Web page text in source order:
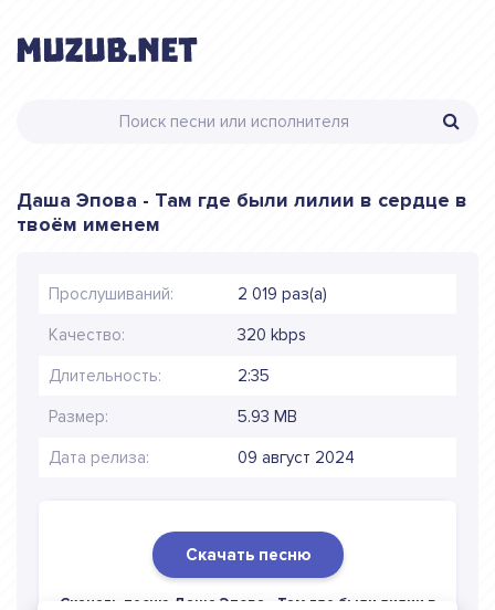
Даша Эпова - Там где были лилии в сердце в
твоём именем
Прослушиваний: 2 019 раз(а)
Качество: 320 kbps
Длительность: 2:35
Размер: 5.93 MB
Дата релиза: 09 август 2024
Скачать песню
Скачать песню Даша Эпова - Там где были лилии в